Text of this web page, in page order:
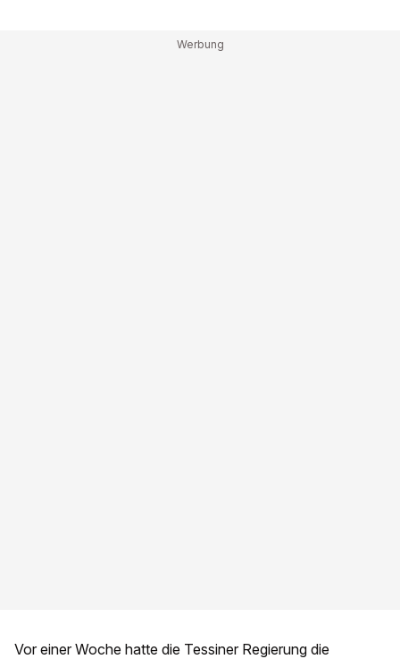
Vor einer Woche hatte die Tessiner Regierung die